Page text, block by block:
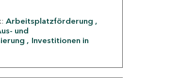
Arbeitsplatzförderung
und
Investitionen in